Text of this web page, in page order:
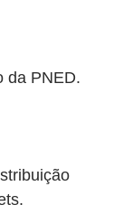
da PNED.